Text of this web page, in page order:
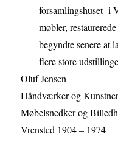
forsamlingshuset i
møbler,
begyndte senere at
flere store
Oluf Jensen
Håndværker og
Møbelsnedker og
Vrensted 1904 – 1974